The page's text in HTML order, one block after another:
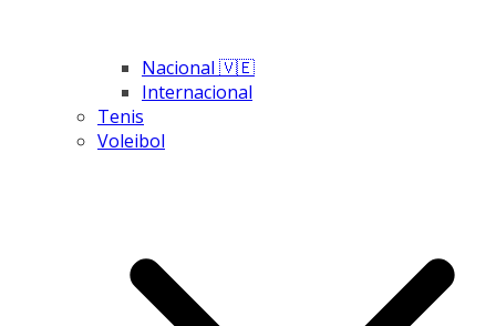
Nacional 🇻🇪
Internacional
Tenis
Voleibol